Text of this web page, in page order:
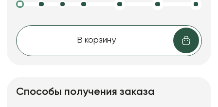
В корзину
Способы получения заказа